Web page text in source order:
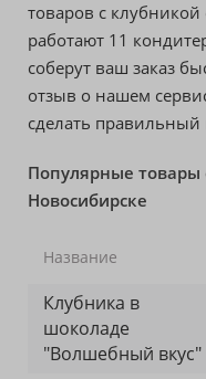
товаров с клубникой
работают 11
соберут ваш заказ
отзыв о нашем
сделать
Популярные товары
Новосибирске
Название
Клубника в
шоколаде
"Волшебный вкус"